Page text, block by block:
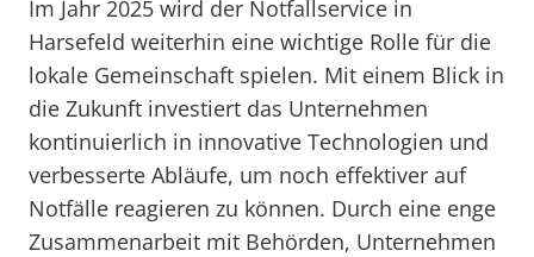
Im Jahr 2025 wird der Notfallservice in
Harsefeld weiterhin eine wichtige Rolle für die
lokale Gemeinschaft spielen. Mit einem Blick in
die Zukunft investiert das Unternehmen
kontinuierlich in innovative Technologien und
verbesserte Abläufe, um noch effektiver auf
Notfälle reagieren zu können. Durch eine enge
Zusammenarbeit mit Behörden, Unternehmen